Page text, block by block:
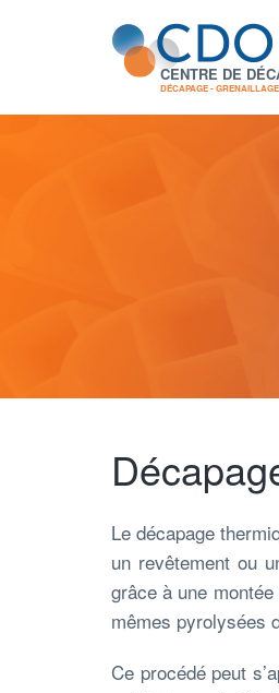
CENTRE DE
DÉCAPAGE -
Le décapage
un revêtement ou
grâce à une
mêmes pyrolysées
Ce procédé peut